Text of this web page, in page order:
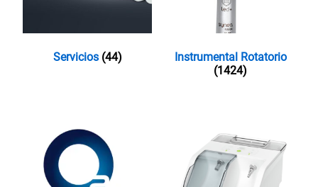
Servicios (44)
Instrumental Rotatorio
(1424)